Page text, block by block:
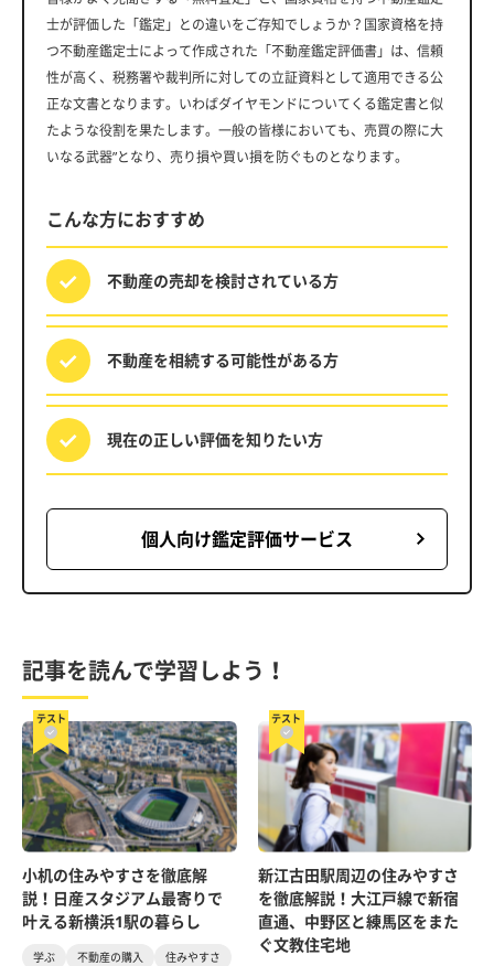
士が評価した「鑑定」との違いをご存知でしょうか？国家資格を持
つ不動産鑑定士によって作成された「不動産鑑定評価書」は、信頼
性が高く、税務署や裁判所に対しての立証資料として適用できる公
正な文書となります。いわばダイヤモンドについてくる鑑定書と似
たような役割を果たします。一般の皆様においても、売買の際に大
いなる武器”となり、売り損や買い損を防ぐものとなります。
こんな方におすすめ
不動産の売却を検討されている方
不動産を相続する可能性がある方
現在の正しい評価を知りたい方
個人向け鑑定評価サービス
記事を読んで学習しよう！
テスト
小机の住みやすさを徹底解
説！日産スタジアム最寄りで
叶える新横浜1駅の暮らし
学ぶ 不動産の購入
住みやすさ
テスト
新江古田駅周辺の住みやすさ
を徹底解説！大江戸線で新宿
直通、中野区と練馬区をまた
ぐ文教住宅地